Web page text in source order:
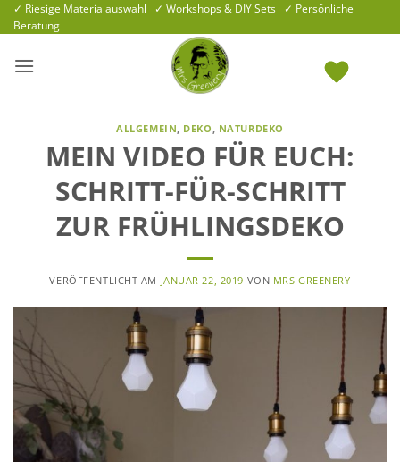
Zum
Inhalt
✓ Riesige Materialauswahl ✓ Workshops & DIY Sets ✓ Persönliche
Beratung
ALLGEMEIN, DEKO, NATURDEKO
MEIN VIDEO FÜR EUCH:
SCHRITT-FÜR-SCHRITT
ZUR FRÜHLINGSDEKO
VERÖFFENTLICHT AM JANUAR 22, 2019 VON MRS GREENERY